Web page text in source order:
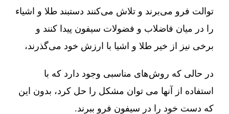
توالت فرو می‌برند و تلاش می‌کنند دستبند طلا و اشیاء
را در میان فاضلاب و فضولات سیفون پیدا کنند و
برخی نیز از خیر طلا و اشیا با ارزش خود می‌گذرند،
در حالی که روش‌های مناسبی وجود دارد که با
استفاده از آنها می توان مشکل را حل کرد، بدون این
که دست خود را در سیفون فرو ببرند.